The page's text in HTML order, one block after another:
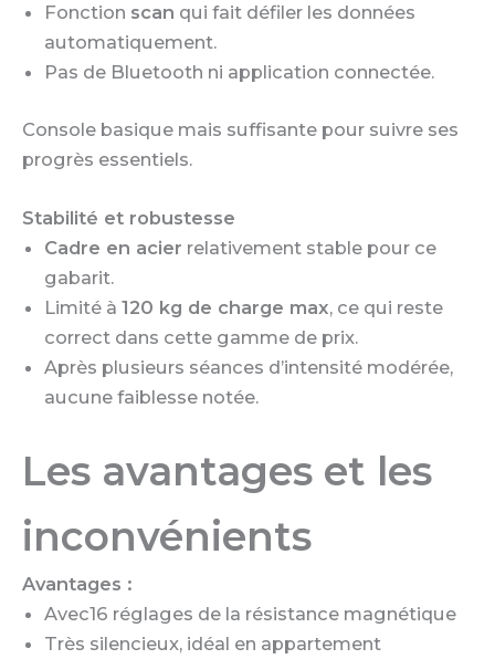
Fonction scan qui fait défiler les données
automatiquement.
Pas de Bluetooth ni application connectée.
Console basique mais suffisante pour suivre ses
progrès essentiels.
Stabilité et robustesse
Cadre en acier relativement stable pour ce
gabarit.
Limité à 120 kg de charge max, ce qui reste
correct dans cette gamme de prix.
Après plusieurs séances d’intensité modérée,
aucune faiblesse notée.
Les avantages et les
inconvénients
Avantages :
Avec16 réglages de la résistance magnétique
Très silencieux, idéal en appartement